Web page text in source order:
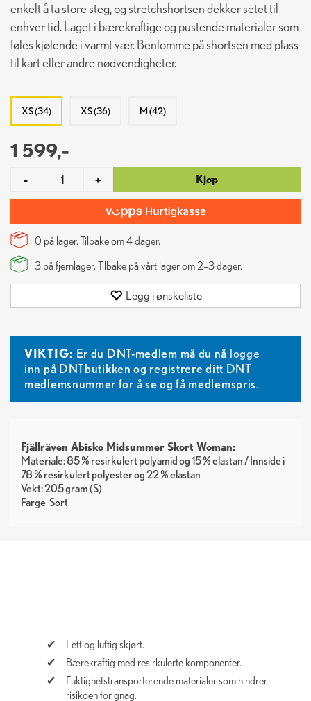
enkelt å ta store steg, og stretchshortsen dekker setet til
enhver tid. Laget i bærekraftige og pustende materialer som
føles kjølende i varmt vær. Benlomme på shortsen med plass
til kart eller andre nødvendigheter.
XS (34) XS (36) M (42)
1 599,-
- + Kjøp
0 på lager. Tilbake om4dager.
3 på fjernlager. Tilbake på vårt lager om 2–3 dager.
Legg i ønskeliste
VIKTIG: Er du DNT-medlem må du nå logge
inn på DNTbutikken og registrere ditt DNT
medlemsnummer for å se og få medlemspris.
Fjällräven Abisko Midsummer Skort Woman:
Materiale: 85 % resirkulert polyamid og 15 % elastan / Innside i
78 % resirkulert polyester og 22 % elastan
Vekt: 205 gram (S)
Farge Sort
Lett og luftig skjørt.
Bærekraftig med resirkulerte komponenter.
Fuktighetstransporterende materialer som hindrer
risikoen for gnag.